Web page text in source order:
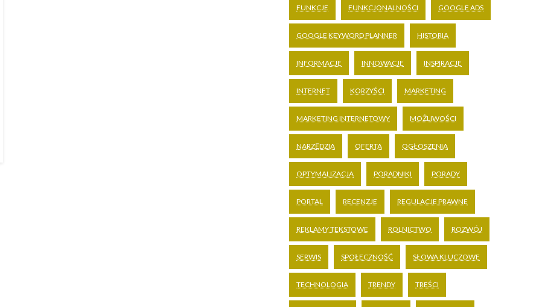
FUNKCJE FUNKCJONALNOŚCI GOOGLE ADS
GOOGLE KEYWORD PLANNER HISTORIA
INFORMACJE INNOWACJE INSPIRACJE
INTERNET KORZYŚCI MARKETING
MARKETING INTERNETOWY MOŻLIWOŚCI
NARZĘDZIA OFERTA OGŁOSZENIA
OPTYMALIZACJA PORADNIKI PORADY
PORTAL RECENZJE REGULACJE PRAWNE
REKLAMY TEKSTOWE ROLNICTWO ROZWÓJ
SERWIS SPOŁECZNOŚĆ SŁOWA KLUCZOWE
TECHNOLOGIA TRENDY TREŚCI